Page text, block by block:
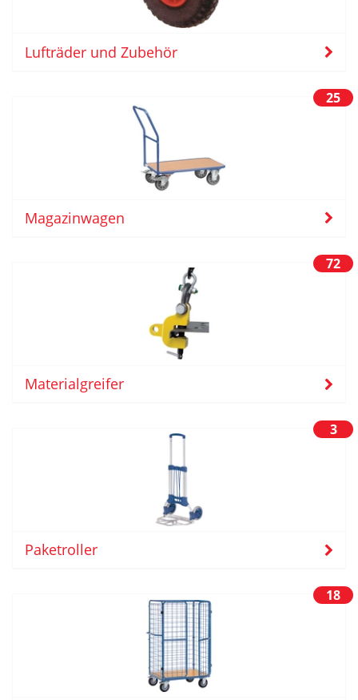
Lufträder und Zubehör
25
Magazinwagen
72
Materialgreifer
3
Paketroller
18